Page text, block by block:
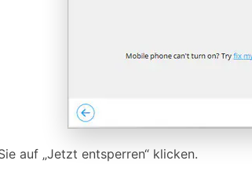
auf „Jetzt entsperren“ klicken.